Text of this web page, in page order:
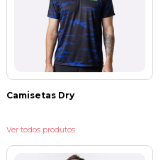
Camisetas Dry
Ver todos produtos